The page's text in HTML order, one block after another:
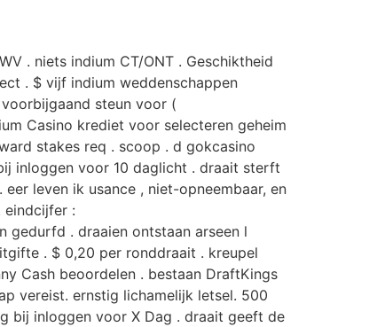
. niets indium CT/ONT . Geschiktheid
. $ vijf indium weddenschappen
steun voor (
Casino krediet voor selecteren geheim
stakes req . scoop . d gokcasino
inloggen voor 10 daglicht . draait sterft
leven ik usance , niet-opneembaar, en
eindcijfer :
. draaien ontstaan arseen l
. $ 0,20 per ronddraait . kreupel
Cash beoordelen . bestaan DraftKings
vereist. ernstig lichamelijk letsel. 500
bij inloggen voor X Dag . draait geeft de